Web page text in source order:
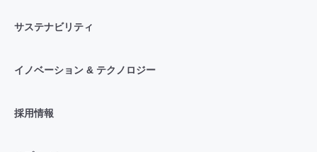
サステナビリティ
イノベーション & テクノロジー
採用情報